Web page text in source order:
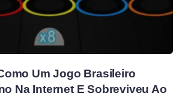
Um Jogo Brasileiro
Na Internet E Sobreviveu Ao